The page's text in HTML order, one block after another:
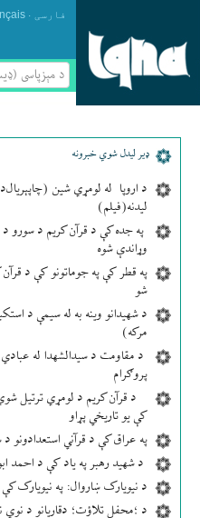
فارسی .
د مېزپاسى
ډير لیدل شوي خبرونه
د اروپا له لومړي شین
لیدنه(فیلم)
په جده کې د قرآن کریم د سورو د
وړاندې شوه
په قطر کې په جوماتونو کې د
شو
د شهیدانو وینه به له سیمې د
مرکه)
د مقاومت د سیدالشهدا له
پروګرام
د قرآن کریم د لومړي ترتیل
کې یو تاریخي پړاو
په عراق کې د قرآني استعدادونو
د شهید رهبر په یاد کې د احمد
د نیویارک ښاروال: په نیویارک کې
د ؛محفل تلاؤت؛ دقاریانو د